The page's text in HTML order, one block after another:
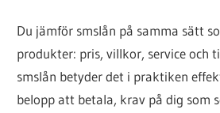
Du jämför smslån på samma sätt
produkter: pris, villkor, service och
smslån betyder det i praktiken
belopp att betala, krav på dig som